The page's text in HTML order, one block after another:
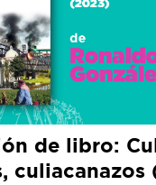
de libro:
culiacanazos